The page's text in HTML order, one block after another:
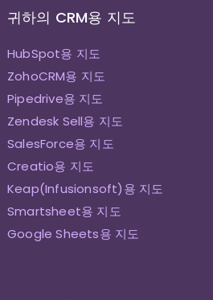
귀하의 CRM용 지도
HubSpot용 지도
ZohoCRM용 지도
Pipedrive용 지도
Zendesk Sell용 지도
SalesForce용 지도
Creatio용 지도
Keap(Infusionsoft)용 지도
Smartsheet용 지도
Google Sheets용 지도